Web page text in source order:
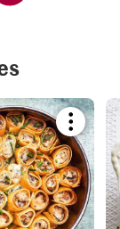
recipe
or
add
it
to
your